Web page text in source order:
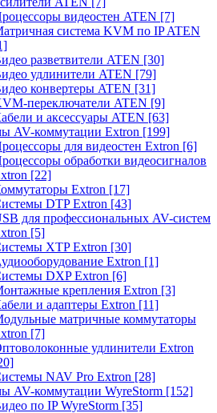
видеостен ATEN [7]
система KVM по IP ATEN
разветвители ATEN [30]
удлинители ATEN [79]
конвертеры ATEN [31]
переключатели ATEN [9]
и аксессуары ATEN [63]
AV-коммутации Extron [199]
для видеостен Extron [6]
обработки видеосигналов
[22]
Extron [17]
DTP Extron [43]
для профессиональных AV-систем
[5]
XTP Extron [30]
Extron [1]
DXP Extron [6]
крепления Extron [3]
и адаптеры Extron [11]
матричные коммутаторы
[7]
удлинители Extron
NAV Pro Extron [28]
AV-коммутации WyreStorm [152]
по IP WyreStorm [35]